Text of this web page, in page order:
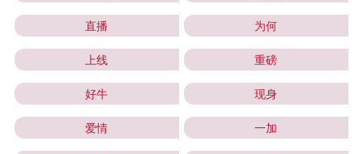
直播 为何
上线 重磅
好牛 现身
爱情 一加